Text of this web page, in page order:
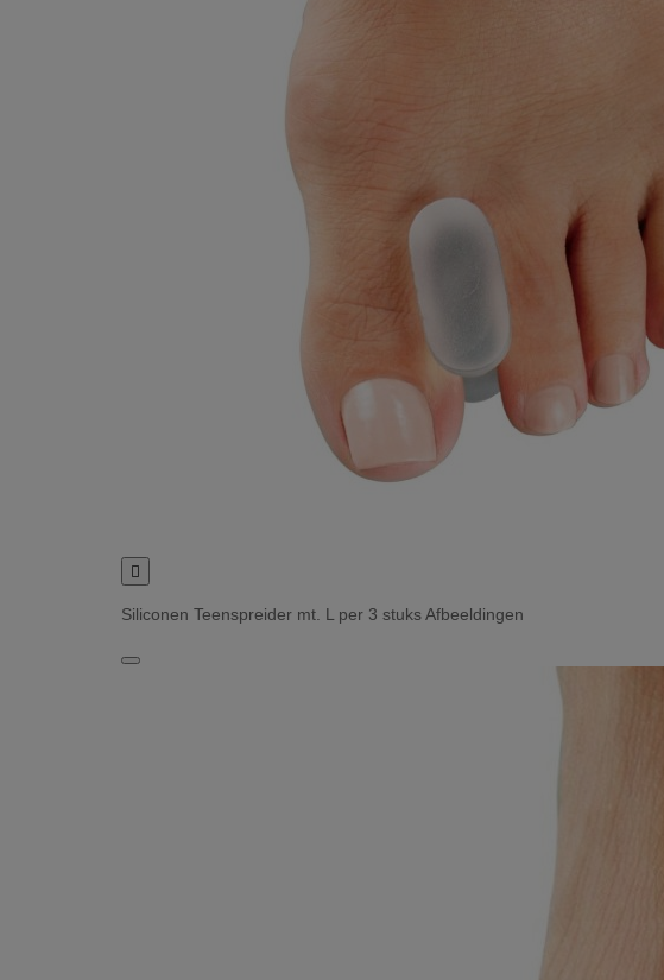

Siliconen Teenspreider mt. L per 3 stuks Afbeeldingen